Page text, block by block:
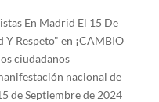
En Madrid El 15 De
Y Respeto" en ¡CAMBIO
ciudadanos
nacional de
de Septiembre de 2024